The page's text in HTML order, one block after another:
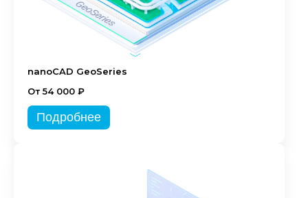
nanoCAD GeoSeries
От 54 000 ₽
Подробнее